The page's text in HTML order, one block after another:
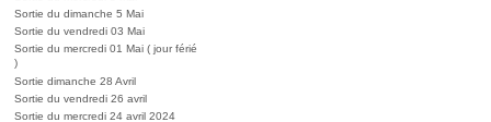
Sortie du dimanche 5 Mai
Sortie du vendredi 03 Mai
Sortie du mercredi 01 Mai ( jour férié
)
Sortie dimanche 28 Avril
Sortie du vendredi 26 avril
Sortie du mercredi 24 avril 2024